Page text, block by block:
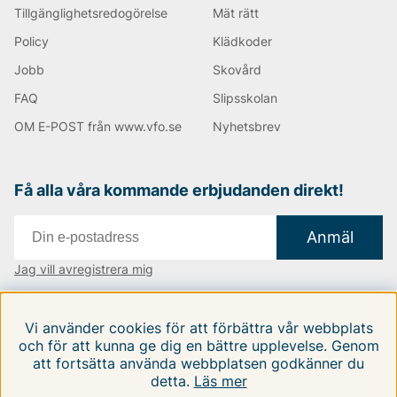
svarta väskor, både smidiga axelremsväskor men
saker. Du hittar såklart också datorväskor och
portföljer, allt som du kan tänkas behöva!
Handla Tiger of Sweden produkter med upp till 70%
lägre pris än i ordinarie handel! Här hittar du produkter
Happy shopping önskar vi på Vingåkers Factory
Outlet AB!
Andra populära varumärken:
LEE
Björn Borg
Replay
Oscar Jacobson
Tillgänglighetsredogörelse
Policy
Jobb
FAQ
OM E-POST från www.vfo.se
Mät rätt
Klädkoder
Skovård
Slipsskolan
Nyhetsbrev
Få alla våra kommande erbjudanden direkt!
Anmäl
Jag vill avregistrera mig
Följ oss på våra sociala medier
Vi använder cookies för att förbättra vår webbplats
och för att kunna ge dig en bättre upplevelse. Genom
att fortsätta använda webbplatsen godkänner du
detta. Läs mer